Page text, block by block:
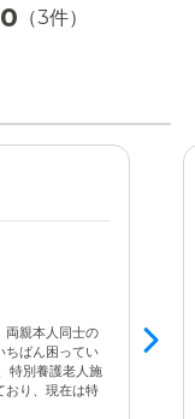
（3件）
両親本人同士の
ちばん困ってい
特別養護老人施
おり、現在は特